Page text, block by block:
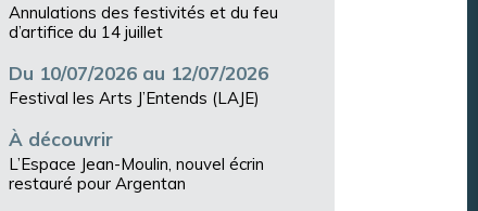
Annulations des festivités et du feu
d’artifice du 14 juillet
Du 10/07/2026 au 12/07/2026
Festival les Arts J’Entends (LAJE)
À découvrir
L’Espace Jean-Moulin, nouvel écrin
restauré pour Argentan